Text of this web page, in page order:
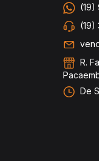
(19)
(19)
R.
De